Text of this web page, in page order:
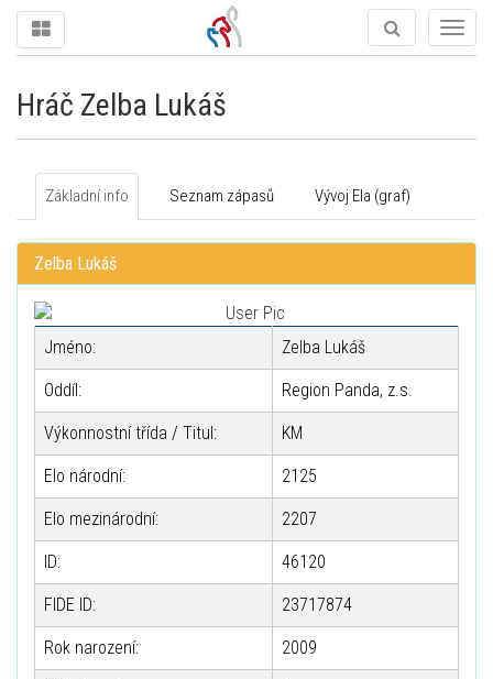
Hráč Zelba Lukáš
Základní info Seznam zápasů Vývoj Ela (graf)
Zelba Lukáš
Jméno: Zelba Lukáš
Oddíl: Region Panda, z.s.
Výkonnostní třída / Titul: KM
Elo národní: 2125
Elo mezinárodní: 2207
ID: 46120
FIDE ID: 23717874
Rok narození: 2009